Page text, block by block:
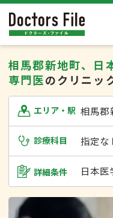
相馬郡新地町、日
専門医のクリニッ
エリア・駅 相馬郡
診療科目 指定な
詳細条件